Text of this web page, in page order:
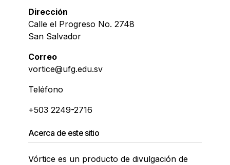
Dirección
Calle el Progreso No. 2748
San Salvador
Correo
vortice@ufg.edu.sv
Teléfono
+503 2249-2716
Acerca de este sitio
Vórtice es un producto de divulgación de